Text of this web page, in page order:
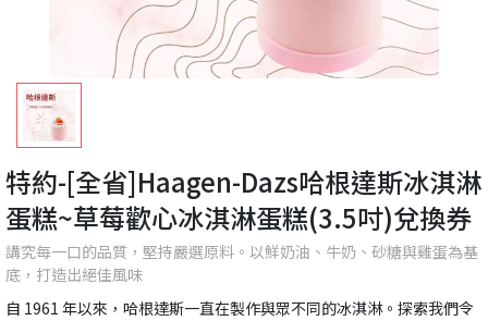
特約-[全省]Haagen-Dazs哈根達斯冰淇淋
蛋糕~草莓歡心冰淇淋蛋糕(3.5吋)兌換券
講究每一口的品質，堅持嚴選原料。以鮮奶油、牛奶、砂糖與雞蛋為基
底，打造出絕佳風味
自 1961 年以來，哈根達斯一直在製作與眾不同的冰淇淋。探索我們令